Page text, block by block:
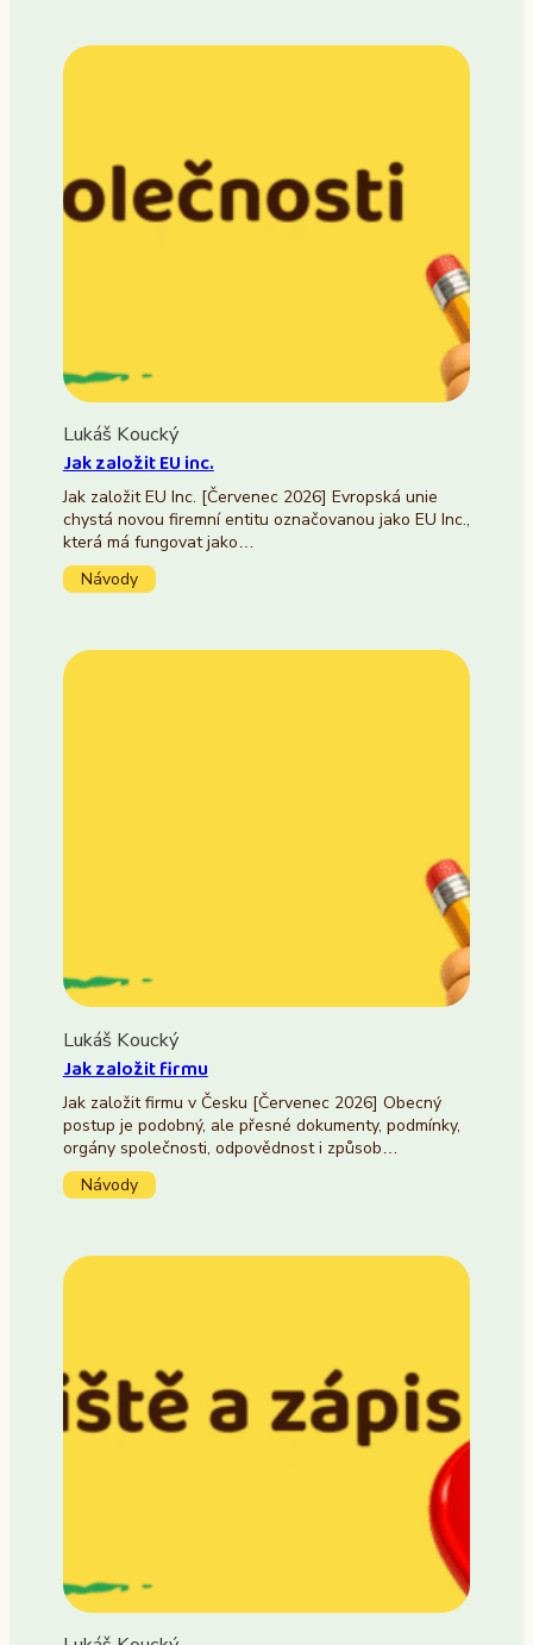
Lukáš Koucký
Jak založit EU inc.
Jak založit EU Inc. [Červenec 2026] Evropská unie
chystá novou firemní entitu označovanou jako EU Inc.,
která má fungovat jako…
Návody
Lukáš Koucký
Jak založit firmu
Jak založit firmu v Česku [Červenec 2026] Obecný
postup je podobný, ale přesné dokumenty, podmínky,
orgány společnosti, odpovědnost i způsob…
Návody